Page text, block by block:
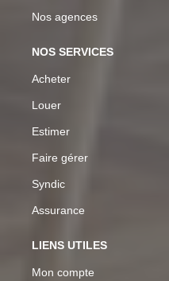
Nos agences
NOS SERVICES
Acheter
Louer
Estimer
Faire gérer
Syndic
Assurance
LIENS UTILES
Mon compte